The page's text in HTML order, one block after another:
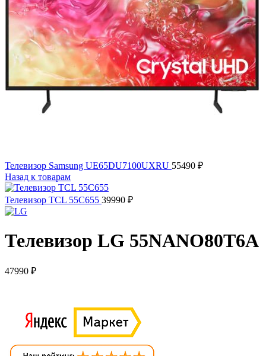
Телевизор Samsung UE65DU7100UXRU 55490 ₽
Назад к товарам
Телевизор TCL 55C655 39990 ₽
Телевизор LG 55NANO80T6A
47990 ₽